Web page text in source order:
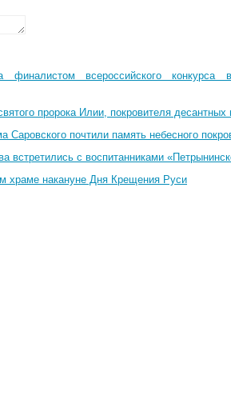
всероссийского конкурса
пророка Илии, покровителя десантных
почтили память небесного
встретились с воспитанниками
храме накануне Дня Крещения Руси